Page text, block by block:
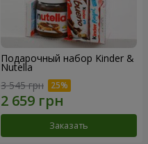
Подарочный набор Kinder &
Nutella
3 545 грн
Заказать